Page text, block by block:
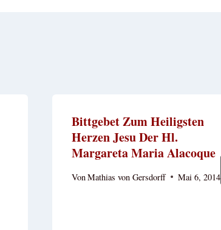
Bittgebet Zum Heiligsten
Herzen Jesu Der Hl.
Margareta Maria Alacoque
VonMathias von Gersdorff Mai 6, 2014